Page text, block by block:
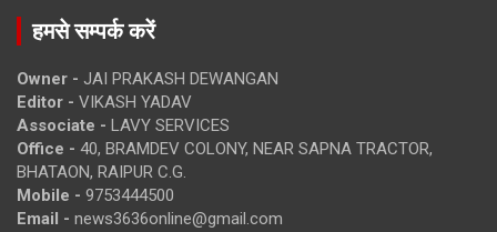
हमसे सम्पर्क करें
Owner - JAI PRAKASH DEWANGAN
Editor - VIKASH YADAV
Associate - LAVY SERVICES
Office - 40, BRAMDEV COLONY, NEAR SAPNA TRACTOR,
BHATAON, RAIPUR C.G.
Mobile - 9753444500
Email - news3636online@gmail.com